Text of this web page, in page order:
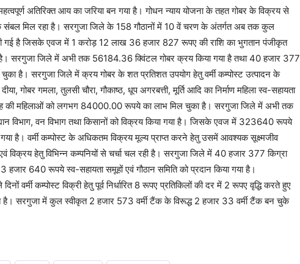
अतिरिक्त आय का जरिया बन गया है। गोधन न्याय योजना के तहत गोबर के विक्रय से
संबल मिल रहा है। सरगुजा जिले के 158 गौठानों में 10 वें चरण के अंतर्गत अब तक कुल
गई है जिसके एवज में 1 करोड़ 12 लाख 36 हजार 827 रूपए की राशि का भुगतान पंजीकृत
सरगुजा जिले में अभी तक 56184.36 क्विंटल गोबर क्रय किया गया है तथा 40 हजार 377
चुका है। सरगुजा जिले में क्रय गोबर के शत प्रतिशत उपयोग हेतु वर्मी कम्पोस्ट उत्पादन के
गोबर गमला, तुलसी चौरा, गौकाष्ठ, धूप अगरबत्ती, मूर्ति आदि का निर्माण महिला स्व-सहायता
की महिलाओं को लगभग 84000.00 रूपये का लाभ मिल चुका है। सरगुजा जिले में अभी तक
विभाग, वन विभाग तथा किसानों को विक्रय किया गया है। जिसके एवज में 323640 रूपये
गया है। वर्मी कम्पोस्ट के अधिकतम विक्रय मूल्य प्राप्त करने हेतु उसमें आवश्यक सूक्ष्मजीव
विक्रय हेतु विभिन्न कम्पनियों से चर्चा चल रही है। सरगुजा जिले में 40 हजार 377 किग्रा
हजार 640 रूपये स्व-सहायता समूहों एवं गौठान समिति को प्रदान किया गया है।
वर्मी कम्पोस्ट विक्री हेतु पूर्व निर्धारित 8 रूपए प्रतिकिलों की दर में 2 रूपए वृद्धि करते हुए
है। सरगुजा में कुल स्वीकृत 2 हजार 573 वर्मी टैंक के विरूद्ध 2 हजार 33 वर्मी टैंक बन चुके